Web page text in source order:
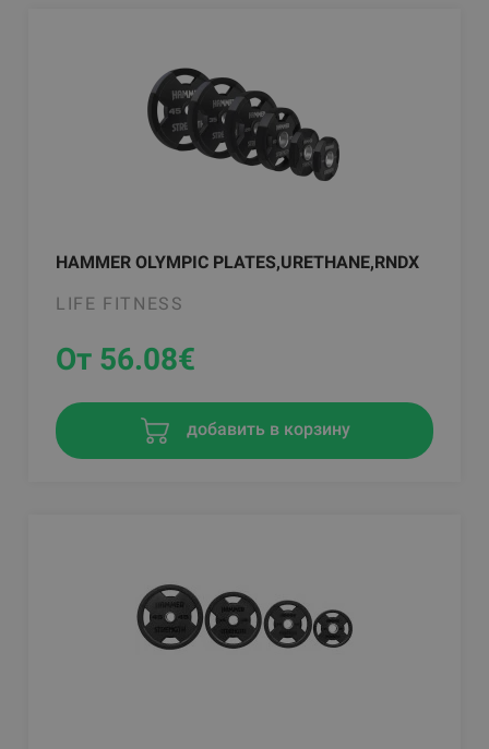
HAMMER OLYMPIC PLATES,URETHANE,RNDX
LIFE FITNESS
От 56.08€
добавить в корзину